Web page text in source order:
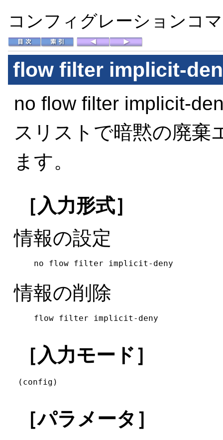
コンフィグレーションコ
flow filter implicit-
no flow filter implicit-
スリストで暗黙の廃棄
ます。
［入力形式］
情報の設定
no flow filter implicit-deny
情報の削除
flow filter implicit-deny
［入力モード］
(config)
［パラメータ］